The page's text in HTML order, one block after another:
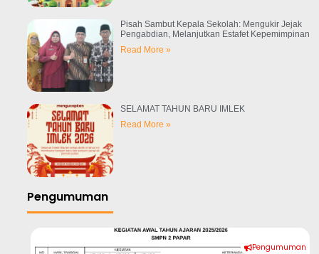
Pisah Sambut Kepala Sekolah: Mengukir Jejak
Pengabdian, Melanjutkan Estafet Kepemimpinan
Read More »
SELAMAT TAHUN BARU IMLEK
Read More »
Pengumuman
Pengumuman